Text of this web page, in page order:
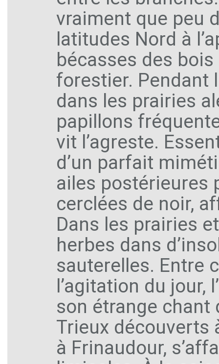
vraiment que peu
latitudes Nord à
bécasses des
forestier. Pendant
dans les prairies
papillons
vit l’agreste.
d’un parfait
ailes postérieures
cerclées de noir,
Dans les prairies
herbes dans
sauterelles. Entre
l’agitation du jour,
son étrange chant
Trieux découverts
à Frinaudour,